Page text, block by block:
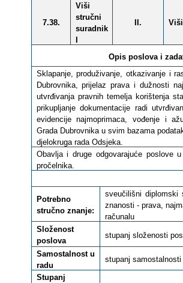
7.38.
Viši
stručni
suradnik
I
II.
Opis poslova i
Sklapanje, produživanje, otkazivanje i
Dubrovnika, prijelaz prava i dužnosti
utvrđivanja pravnih temelja korištenja
prikupljanje dokumentacije radi
evidencije najmoprimaca, vođenje i
Grada Dubrovnika u svim bazama
djelokruga rada Odsjeka.
Obavlja i druge odgovarajuće poslove
pročelnika.
Potrebno
stručno znanje:
sveučilišni
znanosti - prava,
računalu
Složenost
poslova
stupanj složenosti
Samostalnost u
radu
stupanj
Stupanj